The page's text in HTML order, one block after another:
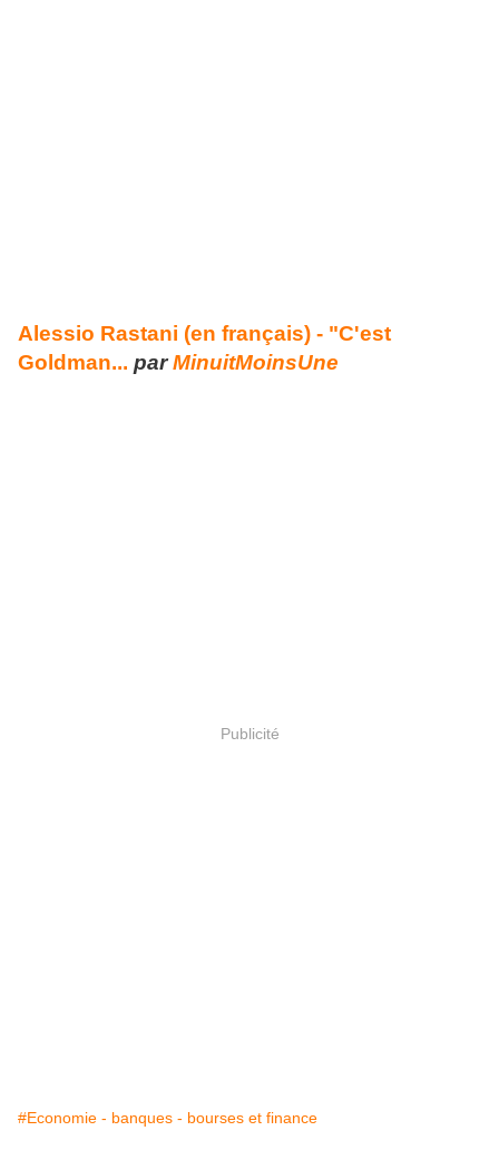
Alessio Rastani (en français) - "C'est
Goldman... parMinuitMoinsUne
Publicité
#Economie - banques - bourses et finance